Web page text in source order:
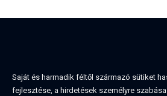
Saját és harmadik féltől származó sütiket
fejlesztése, a hirdetések személyre